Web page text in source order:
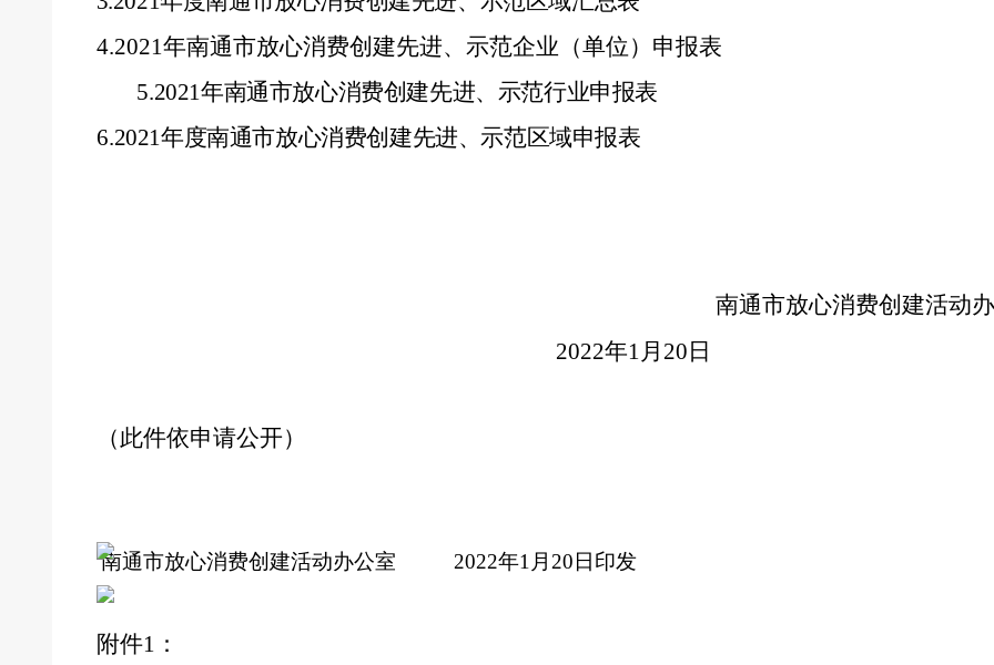
4.2021年南通市放心消费创建先进、示范企业（单位）申报表
5.2021年南通市放心消费创建先进、示范行业申报表
6.2021年度南通市放心消费创建先进、示范区域申报表
南通市放心消费创建活动
2022年1 月 20 日
（此件依申请公开）
南通市放心消费创建活动办公室 2022年1 月 20日印发
附件1 ：